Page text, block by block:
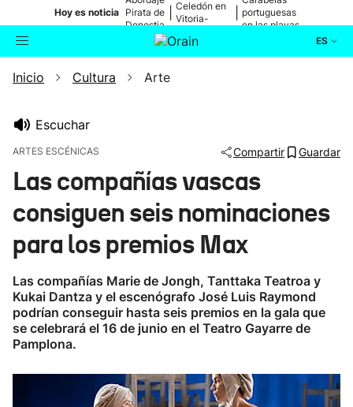
Hoy es noticia Pirata de
Donostia
Celedón en
Vitoria-
portuguesas
en las playas
ES
Buscador Actualidad
Ikusmiran
Eguraldia
Inicio Cultura Arte
Escuchar
ARTES ESCÉNICAS Compartir Guardar
Las compañías vascas
consiguen seis nominaciones
para los premios Max
Las compañías Marie de Jongh, Tanttaka Teatroa y
Kukai Dantza y el escenógrafo José Luis Raymond
podrían conseguir hasta seis premios en la gala que
se celebrará el 16 de junio en el Teatro Gayarre de
Pamplona.